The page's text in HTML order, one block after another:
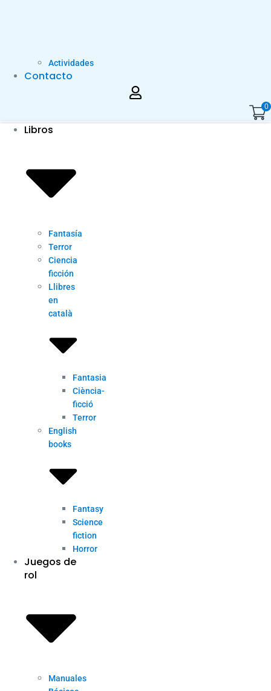
Actividades
Contacto
0
Libros
Fantasía
Terror
Ciencia
ficción
Llibres
en
català
Fantasia
Ciència-
ficció
Terror
English
books
Fantasy
Science
fiction
Horror
Juegos de
rol
Manuales